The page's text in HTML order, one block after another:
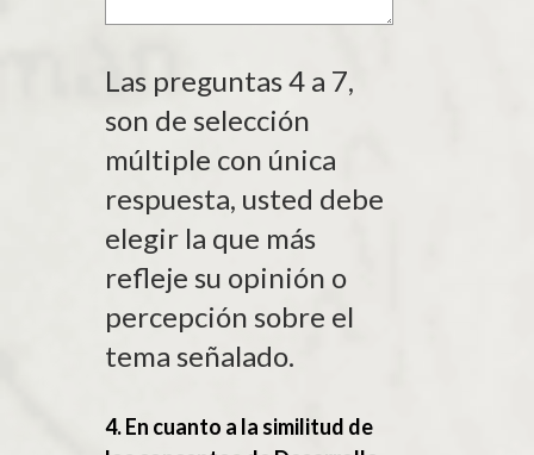
Las preguntas 4 a 7,
son de selección
múltiple con única
respuesta, usted debe
elegir la que más
refleje su opinión o
percepción sobre el
tema señalado.
4. En cuanto a la similitud de